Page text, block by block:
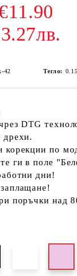
42 Тегло:
DTG
дрехи.
корекции по
ги в поле
дни!
поръчки над